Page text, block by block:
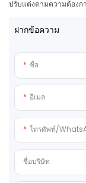
ปรับแต่งตามความต้องก
ฝากข้อความ
ชื่อ
อีเมล
โทรศัพท์/
ชื่อบริษัท